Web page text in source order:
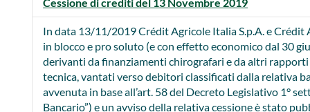
In data 13/11/2019 Crédit Agricole Italia S.p.A. e Crédit
in blocco e pro soluto (e con effetto economico dal 30
derivanti da finanziamenti chirografari e da altri
tecnica, vantati verso debitori classificati dalla relativa
avvenuta in base all’art. 58 del Decreto Legislativo 1°
Bancario”) e un avviso della relativa cessione è stato